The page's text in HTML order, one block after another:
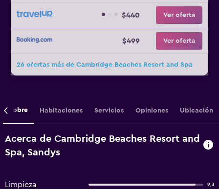
$440 Ver oferta
$499 Ver oferta
26 ofertas más de Cambridge Beaches Resort and Spa
Sobre Habitaciones Servicios Opiniones Ubicación
Acerca de Cambridge Beaches Resort and
Spa, Sandys
Limpieza 9,3